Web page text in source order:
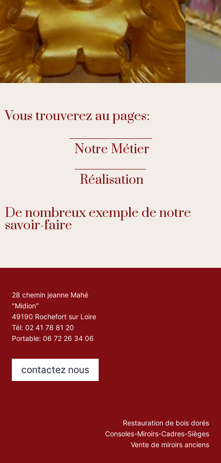
Vous trouverez au pages:
Notre Métier
Réalisation
De nombreux exemple de notre
savoir-faire
28 chemin jeanne Mahé
"Midion"
49190 Rochefort sur Loire
Tél: 02 41 78 81 20
Portable: 06 72 26 34 06
contactez nous
Restauration de bois dorés
Consoles-Miroirs-Cadres-Sièges
Vente de miroirs anciens